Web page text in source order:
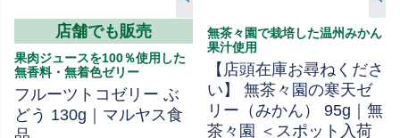
店舗でも販売
果肉ジュースを100％使用した
無香料・無着色ゼリー
フルーツトコゼリー ぶ
どう 130g｜マルヤス食
無茶々園で栽培した温州みかん
果汁使用
【店頭在庫お尋ねくださ
い】 無茶々園の寒天ゼ
リー（みかん） 95g｜無
茶々園 ＜スポット入荷